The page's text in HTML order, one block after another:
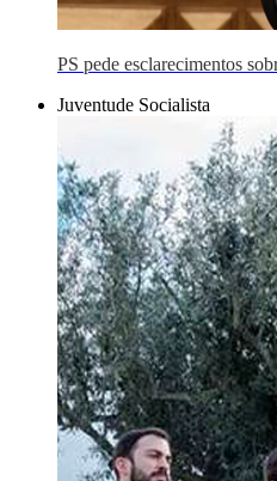
PS pede esclarecimentos
Juventude Socialista